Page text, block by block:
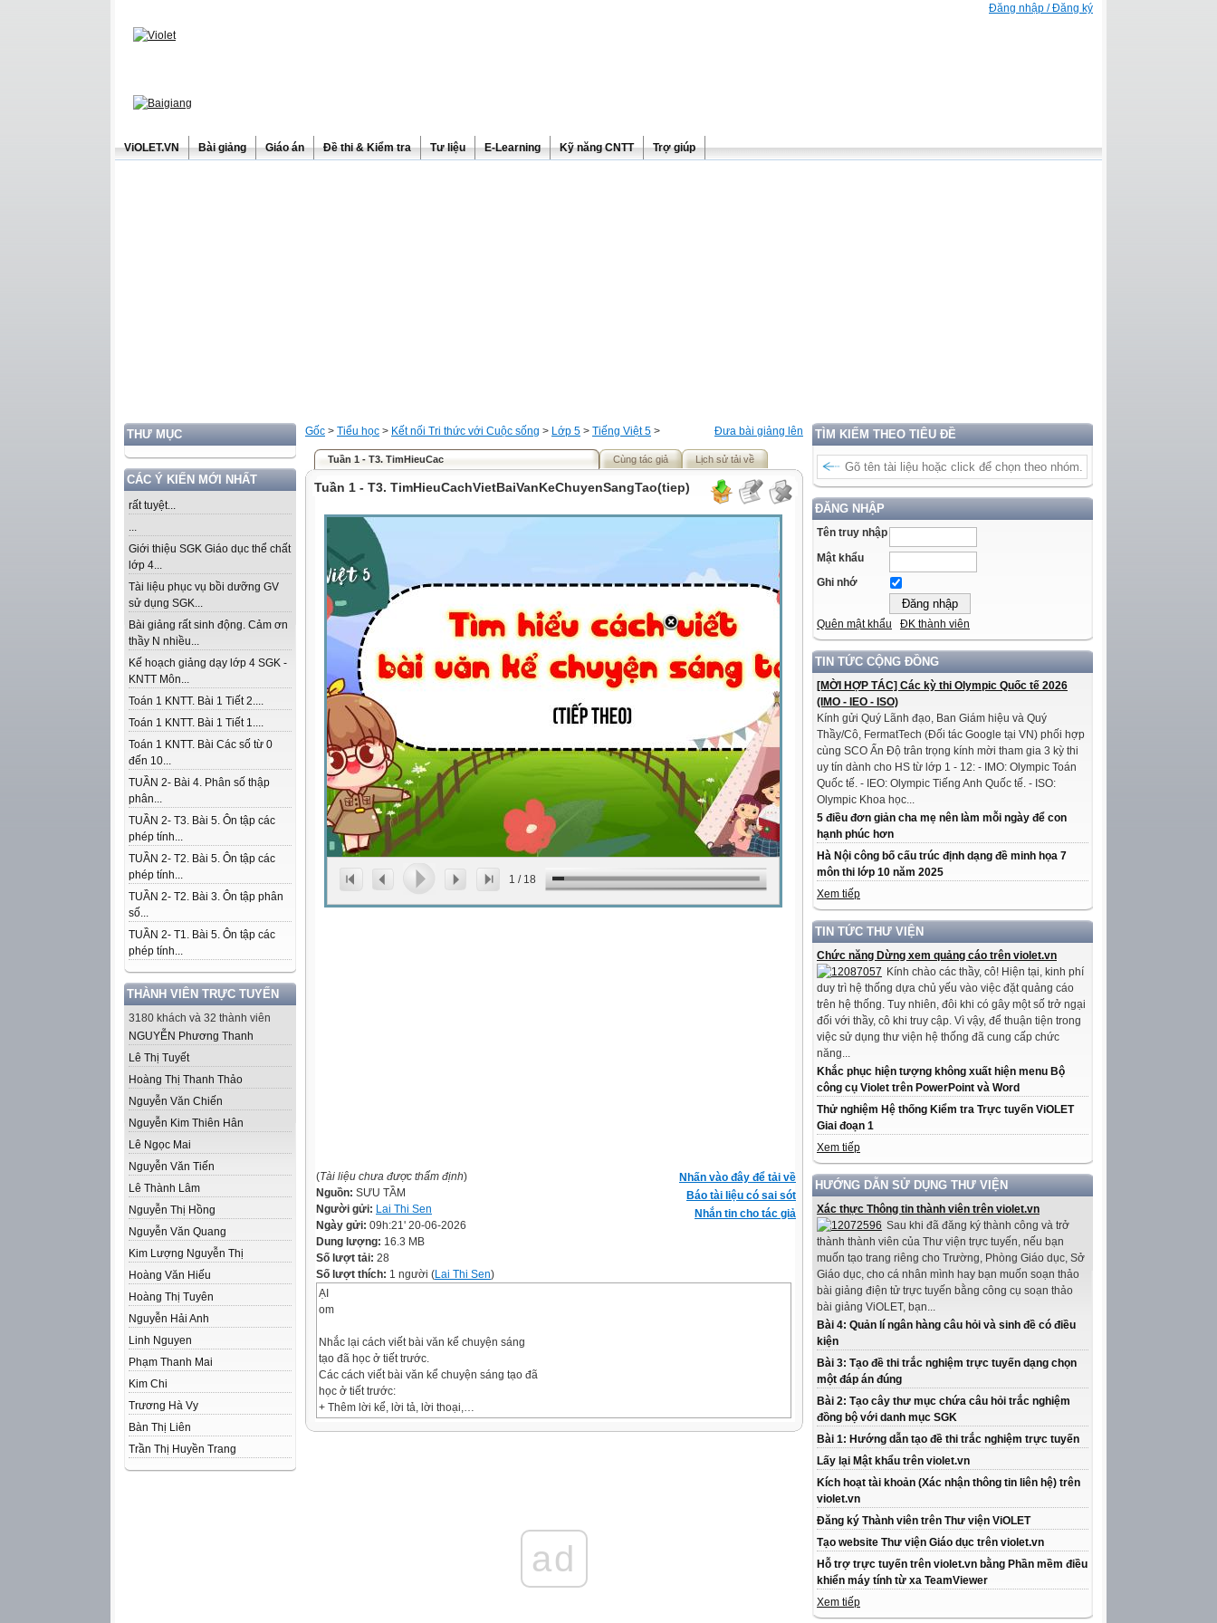
Đăng nhập / Đăng ký
ViOLET.VN Bài giảng Giáo án Đề thi & Kiểm tra Tư liệu E-Learning Kỹ năng CNTT Trợ giúp
THƯ MỤC
CÁC Ý KIẾN MỚI NHẤT
rất tuyệt...
...
Giới thiệu SGK Giáo dục thể chất
lớp 4...
Tài liệu phục vụ bồi dưỡng GV
sử dụng SGK...
Bài giảng rất sinh động. Cảm ơn
thầy N nhiều...
Kế hoạch giảng dạy lớp 4 SGK -
KNTT Môn...
Toán 1 KNTT. Bài 1 Tiết 2....
Toán 1 KNTT. Bài 1 Tiết 1....
Toán 1 KNTT. Bài Các số từ 0
đến 10...
TUẦN 2- Bài 4. Phân số thập
phân...
TUẦN 2- T3. Bài 5. Ôn tập các
phép tính...
TUẦN 2- T2. Bài 5. Ôn tập các
phép tính...
TUẦN 2- T2. Bài 3. Ôn tập phân
số...
TUẦN 2- T1. Bài 5. Ôn tập các
phép tính...
THÀNH VIÊN TRỰC TUYẾN
3180 khách và 32 thành viên
NGUYỄN Phương Thanh
Lê Thị Tuyết
Hoàng Thị Thanh Thảo
Nguyễn Văn Chiến
Nguyễn Kim Thiên Hân
Lê Ngọc Mai
Nguyễn Văn Tiến
Lê Thành Lâm
Nguyễn Thị Hồng
Nguyễn Văn Quang
Kim Lượng Nguyễn Thị
Hoàng Văn Hiếu
Hoàng Thị Tuyên
Nguyễn Hải Anh
Linh Nguyen
Phạm Thanh Mai
Kim Chi
Trương Hà Vy
Bàn Thị Liên
Trần Thị Huyền Trang
TÌM KIẾM THEO TIÊU ĐỀ
ĐĂNG NHẬP
Tên truy nhập
Mật khẩu
Ghi nhớ
Quên mật khẩu ĐK thành viên
TIN TỨC CỘNG ĐỒNG
[MỜI HỢP TÁC] Các kỳ thi Olympic Quốc tế 2026
(IMO - IEO - ISO)
Kính gửi Quý Lãnh đạo, Ban Giám hiệu và Quý
Thầy/Cô, FermatTech (Đối tác Google tại VN) phối hợp
cùng SCO Ấn Độ trân trọng kính mời tham gia 3 kỳ thi
uy tín dành cho HS từ lớp 1 - 12: - IMO: Olympic Toán
Quốc tế. - IEO: Olympic Tiếng Anh Quốc tế. - ISO:
Olympic Khoa học...
5 điều đơn giản cha mẹ nên làm mỗi ngày để con
hạnh phúc hơn
Hà Nội công bố cấu trúc định dạng đề minh họa 7
môn thi lớp 10 năm 2025
Xem tiếp
TIN TỨC THƯ VIỆN
Chức năng Dừng xem quảng cáo trên violet.vn
Kính chào các thầy, cô! Hiện tại, kinh phí
duy trì hệ thống dựa chủ yếu vào việc đặt quảng cáo
trên hệ thống. Tuy nhiên, đôi khi có gây một số trở ngại
đối với thầy, cô khi truy cập. Vì vậy, để thuận tiện trong
việc sử dụng thư viện hệ thống đã cung cấp chức
năng...
Khắc phục hiện tượng không xuất hiện menu Bộ
công cụ Violet trên PowerPoint và Word
Thử nghiệm Hệ thống Kiểm tra Trực tuyến ViOLET
Giai đoạn 1
Xem tiếp
HƯỚNG DẪN SỬ DỤNG THƯ VIỆN
Xác thực Thông tin thành viên trên violet.vn
Sau khi đã đăng ký thành công và trở
thành thành viên của Thư viện trực tuyến, nếu bạn
muốn tạo trang riêng cho Trường, Phòng Giáo dục, Sở
Giáo dục, cho cá nhân mình hay bạn muốn soạn thảo
bài giảng điện tử trực tuyến bằng công cụ soạn thảo
bài giảng ViOLET, bạn...
Bài 4: Quản lí ngân hàng câu hỏi và sinh đề có điều
kiện
Bài 3: Tạo đề thi trắc nghiệm trực tuyến dạng chọn
một đáp án đúng
Bài 2: Tạo cây thư mục chứa câu hỏi trắc nghiệm
đồng bộ với danh mục SGK
Bài 1: Hướng dẫn tạo đề thi trắc nghiệm trực tuyến
Lấy lại Mật khẩu trên violet.vn
Kích hoạt tài khoản (Xác nhận thông tin liên hệ) trên
violet.vn
Đăng ký Thành viên trên Thư viện ViOLET
Tạo website Thư viện Giáo dục trên violet.vn
Hỗ trợ trực tuyến trên violet.vn bằng Phần mềm điều
khiển máy tính từ xa TeamViewer
Xem tiếp
Đưa bài giảng lên
Gốc > Tiểu học > Kết nối Tri thức với Cuộc sống > Lớp 5 > Tiếng Việt 5 >
Tuần 1 - T3. TimHieuCac Cùng tác giả Lịch sử tải về
Tuần 1 - T3. TimHieuCachVietBaiVanKeChuyenSangTao(tiep)
1 / 18
Nhấn vào đây để tải về
Báo tài liệu có sai sót
Nhắn tin cho tác giả
(Tài liệu chưa được thẩm định)
Nguồn: SƯU TẦM
Người gửi: Lai Thi Sen
Ngày gửi: 09h:21' 20-06-2026
Dung lượng: 16.3 MB
Số lượt tải: 28
Số lượt thích: 1 người (Lai Thi Sen)
ẠI
om
Nhắc lại cách viết bài văn kể chuyện sáng
tạo đã học ở tiết trước.
Các cách viết bài văn kể chuyện sáng tạo đã
học ở tiết trước:
+ Thêm lời kể, lời tả, lời thoại,…
Hôm ấy là một ngày rất đẹp trời, chúng tôi đều muốn đi chơi. Tôi thì muốn ch ơi ở bên này
sông, còn cậu bạn của tôi lại nằng nặc đòi di chơi ở bên kia sông. Tôi vẫn nhớ l ời d ặn c ủa
ad